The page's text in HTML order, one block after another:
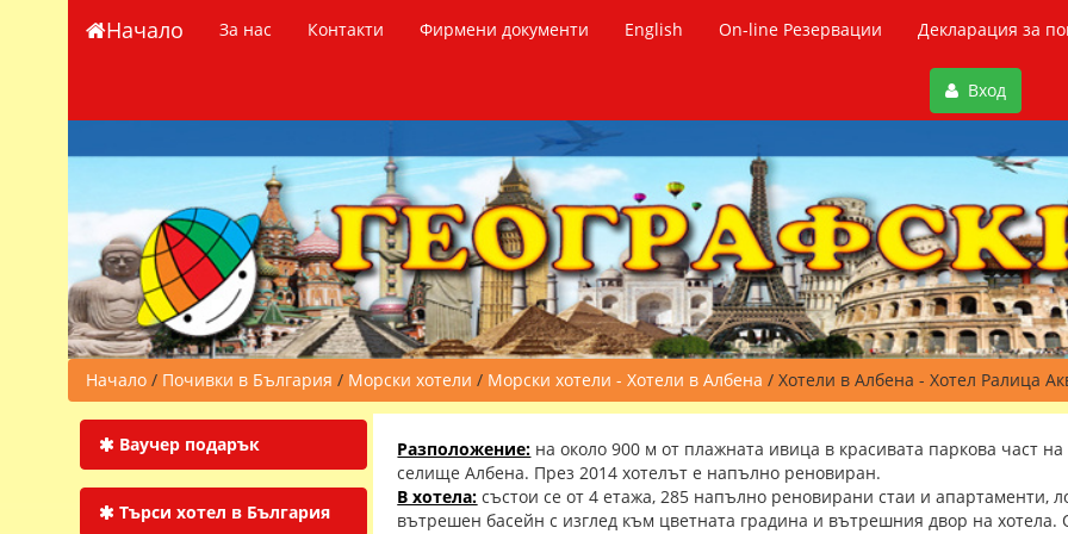
Начало За нас Контакти Фирмени документи English On-line Резервации Декларация за
Вход
Начало / Почивки в България / Морски хотели / Морски хотели - Хотели в Албена / Хотели в Албена - Хотел Ралица
Ваучер подарък
Търси хотел в България
Разположение: на около 900 м от плажната ивица в красивата паркова част
селище Албена. През 2014 хотелът е напълно реновиран.
В хотела: състои се от 4 етажа, 285 напълно реновирани стаи и апартаменти,
вътрешен басейн с изглед към цветната градина и вътрешния двор на